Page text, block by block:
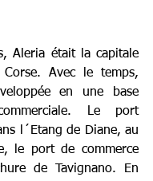
Aleria était la capitale
Avec le temps,
en une base
Le port
l´Etang de Diane, au
le port de commerce
de Tavignano. En